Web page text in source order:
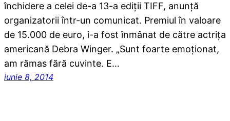
închidere a celei de-a 13-a ediții TIFF, anunță
organizatorii într-un comunicat. Premiul în valoare
de 15.000 de euro, i-a fost înmânat de către actrița
americană Debra Winger. „Sunt foarte emoționat,
am rămas fără cuvinte. E…
iunie 8, 2014